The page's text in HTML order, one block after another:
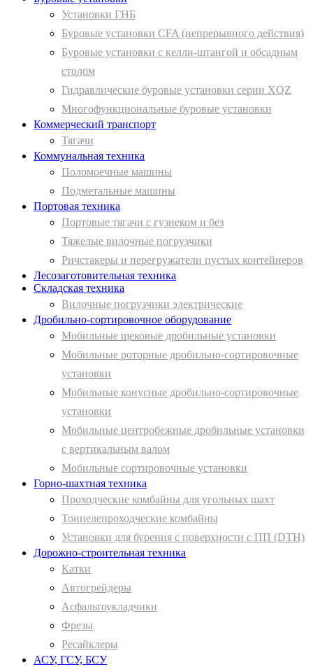
Установки ГНБ
Буровые установки CFA (непрерывного действия)
Буровые установки с келли-штангой и обсадным
столом
Гидравлические буровые установки серии XQZ
Многофункциональные буровые установки
Коммерческий транспорт
Тягачи
Коммунальная техника
Поломоечные машины
Подметальные машины
Портовая техника
Портовые тягачи с гузнеком и без
Тяжелые вилочные погрузчики
Ричстакеры и перегружатели пустых контейнеров
Лесозаготовительная техника
Складская техника
Вилочные погрузчики электрические
Дробильно-сортировочное оборудование
Мобильные щековые дробильные установки
Мобильные роторные дробильно-сортировочные
установки
Мобильные конусные дробильно-сортировочные
установки
Мобильные центробежные дробильные установки
с вертикальным валом
Мобильные сортировочные установки
Горно-шахтная техника
Проходческие комбайны для угольных шахт
Тоннелепроходческие комбайны
Установки для бурения с поверхности с ПП (DTH)
Дорожно-строительная техника
Катки
Автогрейдеры
Асфальтоукладчики
Фрезы
Ресайклеры
АСУ, ГСУ, БСУ